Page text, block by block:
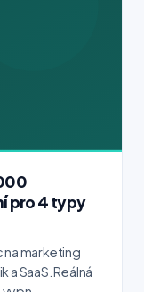
pro 4 typy
na marketing
SaaS. Reálná